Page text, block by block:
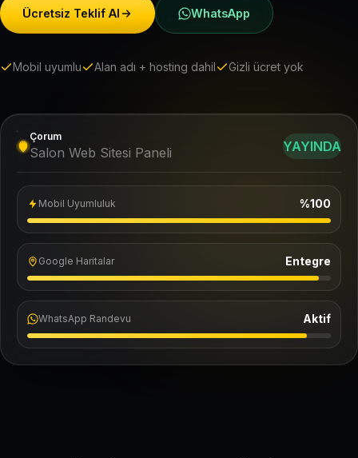
Ücretsiz Teklif Al WhatsApp
Mobil uyumlu Alan adı + hosting dahil Gizli ücret yok
Çorum
Salon Web Sitesi Paneli YAYINDA
Mobil Uyumluluk %100
Google Haritalar Entegre
WhatsApp Randevu Aktif